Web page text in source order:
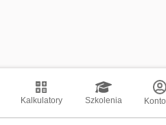
Kalkulatory Szkolenia Konto